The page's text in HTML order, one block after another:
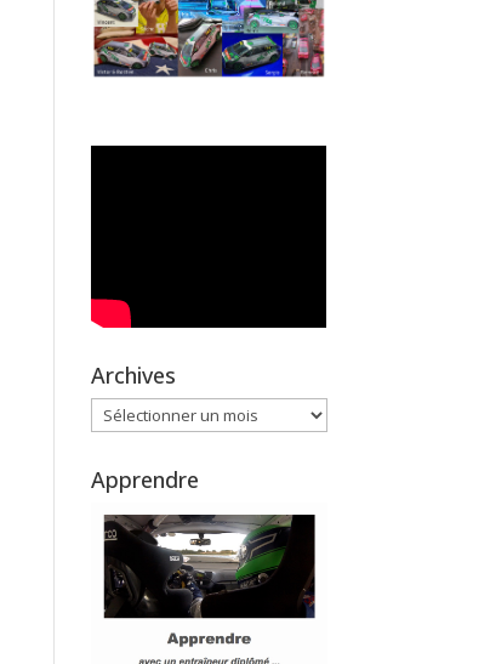
Archives
Archives
Apprendre